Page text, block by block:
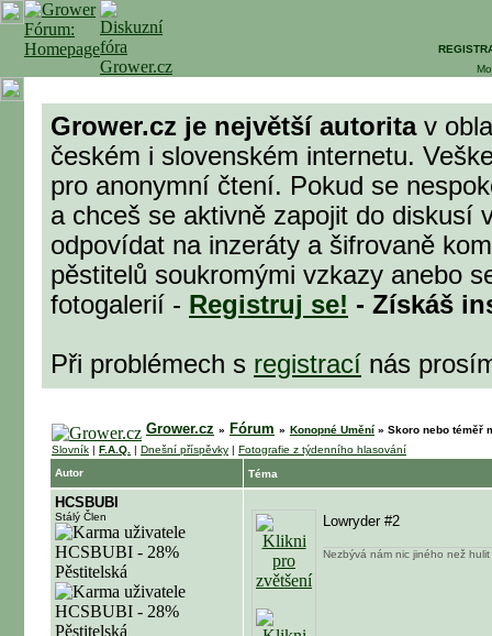
Grower.cz je největší autoritav
českém i slovenském internetu.
pro anonymní čtení. Pokud se
a chceš se aktivně zapojit do diskusí
odpovídat na inzeráty a šifrovaně
pěstitelů soukromými vzkazy anebo
fotogalerií - Registruj se! - Získáš
Při problémech s registrací nás
Grower.cz » Fórum » Konopné Umění » Skoro nebo téměř
Slovník | F.A.Q. | Dnešní příspěvky | Fotografie z týdenního hlasování
Autor
Téma
HCSBUBI
Stálý Člen Lowryder #2
Nezbývá nám nic jiného než